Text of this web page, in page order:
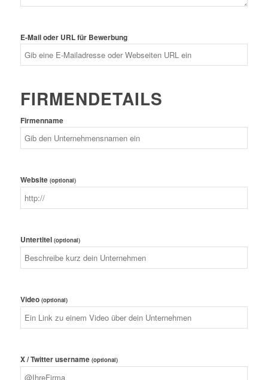
E-Mail oder URL für Bewerbung
FIRMENDETAILS
Firmenname
Website (optional)
Untertitel (optional)
Video (optional)
X / Twitter username (optional)